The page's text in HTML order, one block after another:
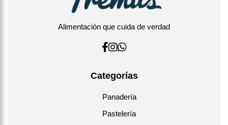
Alimentación que cuida de verdad
Categorías
Panadería
Pastelería